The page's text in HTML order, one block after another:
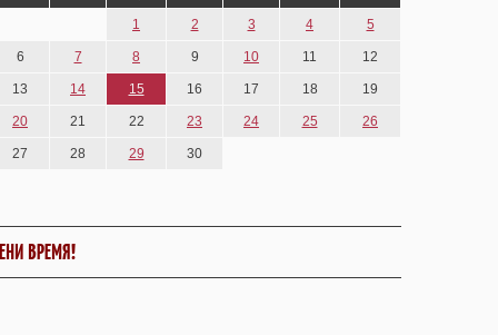
1 2 3 4 5
6 7 8 9 10 11 12
13 14 15 16 17 18 19
20 21 22 23 24 25 26
27 28 29 30
ВРЕМЯ!